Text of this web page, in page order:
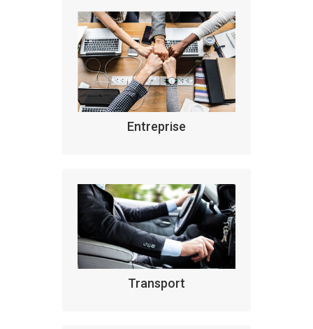
Des formations éligibles au
CPF
Entreprise
Transport